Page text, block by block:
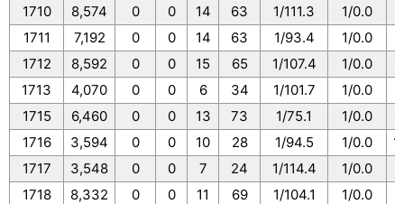
1710
8,574 0 0 14 63 1/111.3 1/0.0
1711
7,192 0 0 14 63 1/93.4 1/0.0
1712
8,592 0 0 15 65 1/107.4 1/0.0
1713
4,070 0 0 6 34 1/101.7 1/0.0
1715
6,460 0 0 13 73 1/75.1 1/0.0
1716
3,594 0 0 10 28 1/94.5 1/0.0
1717
3,548 0 0 7 24 1/114.4 1/0.0
1718
8,332 0 0 11 69 1/104.1 1/0.0